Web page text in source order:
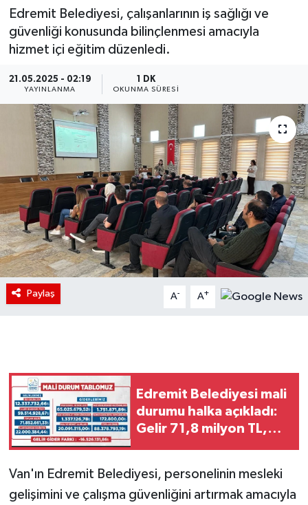
Edremit Belediyesi, çalışanlarının iş sağlığı ve
güvenliği konusunda bilinçlenmesi amacıyla
hizmet içi eğitim düzenledi.
21.05.2025 - 02:19
YAYINLANMA
1 DK
OKUNMA SÜRESI
Paylaş A- A+
Edremit Belediyesi mali
durumu halka açıkladı:
Gelir 71,8 milyon TL,
Van'ın Edremit Belediyesi, personelinin mesleki
gelişimini ve çalışma güvenliğini artırmak amacıyla